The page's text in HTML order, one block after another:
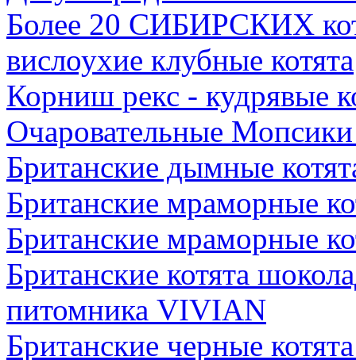
Более 20 СИБИРСКИХ
вислоухие клубные котята
Корниш рекс - кудрявые
Очаровательные
Британские дымные
Британские мраморные
Британские мраморные
Британские котята
питомника VIVIAN
Британские черные